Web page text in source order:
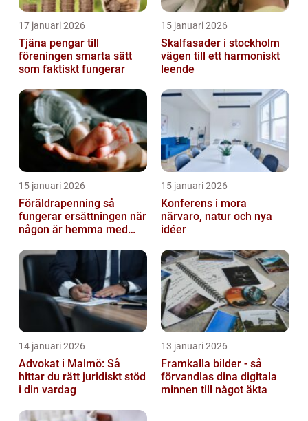
17 januari 2026
Tjäna pengar till
föreningen smarta sätt
som faktiskt fungerar
15 januari 2026
Skalfasader i stockholm
vägen till ett harmoniskt
leende
15 januari 2026
Föräldrapenning så
fungerar ersättningen när
någon är hemma med
15 januari 2026
Konferens i mora
närvaro, natur och nya
idéer
14 januari 2026
Advokat i Malmö: Så
hittar du rätt juridiskt stöd
i din vardag
13 januari 2026
Framkalla bilder - så
förvandlas dina digitala
minnen till något äkta